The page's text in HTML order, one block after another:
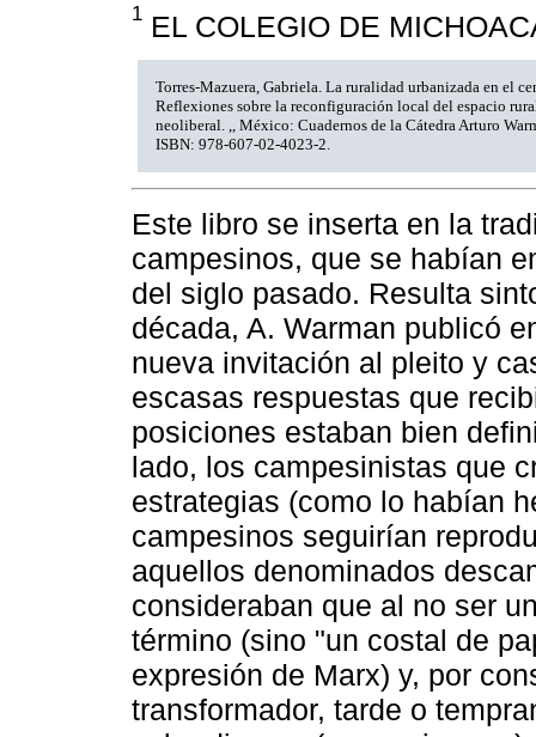
1 EL COLEGIO DE
Torres-Mazuera, Gabriela. La ruralidad urbanizada en el
Reflexiones sobre la reconfiguración local del espacio
neoliberal. ,, México: Cuadernos de la Cátedra Arturo
ISBN: 978-607-02-4023-2.
Este libro se inserta en la
campesinos, que se habían
del siglo pasado. Resulta
década, A. Warman publicó
nueva invitación al pleito y
escasas respuestas que
posiciones estaban bien
lado, los campesinistas que
estrategias (como lo habían
campesinos seguirían
aquellos denominados
consideraban que al no ser
término (sino "un costal de
expresión de Marx) y, por
transformador, tarde o